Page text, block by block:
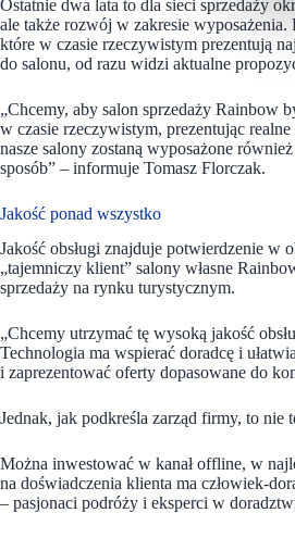
Ostatnie dwa lata to dla sieci sprzedaży
ale także rozwój w zakresie
które w czasie rzeczywistym prezentują
do salonu, od razu widzi aktualne
„Chcemy, aby salon sprzedaży Rainbow
w czasie rzeczywistym, prezentując
nasze salony zostaną wyposażone
sposób” – informuje Tomasz Florczak.
Jakość ponad wszystko
Jakość obsługi znajduje potwierdzenie
„tajemniczy klient” salony własne
sprzedaży na rynku turystycznym.
„Chcemy utrzymać tę wysoką jakość
Technologia ma wspierać doradcę i
i zaprezentować oferty dopasowane do
Jednak, jak podkreśla zarząd firmy, to nie
Można inwestować w kanał offline, w
na doświadczenia klienta ma człowiek-
– pasjonaci podróży i eksperci w